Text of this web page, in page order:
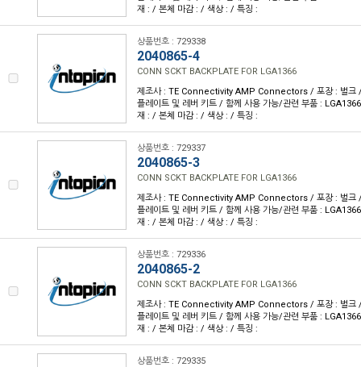
재 : / 본체 마감 : / 색상 : / 특징 :
상품번호 : 729338
2040865-4
CONN SCKT BACKPLATE FOR LGA1366
제조사 : TE Connectivity AMP Connectors / 포장 : 벌크
플레이트 및 레버 키트 / 함께 사용 가능/관련 부품 :
재 : / 본체 마감 : / 색상 : / 특징 :
상품번호 : 729337
2040865-3
CONN SCKT BACKPLATE FOR LGA1366
제조사 : TE Connectivity AMP Connectors / 포장 : 벌크
플레이트 및 레버 키트 / 함께 사용 가능/관련 부품 :
재 : / 본체 마감 : / 색상 : / 특징 :
상품번호 : 729336
2040865-2
CONN SCKT BACKPLATE FOR LGA1366
제조사 : TE Connectivity AMP Connectors / 포장 : 벌크
플레이트 및 레버 키트 / 함께 사용 가능/관련 부품 :
재 : / 본체 마감 : / 색상 : / 특징 :
상품번호 : 729335